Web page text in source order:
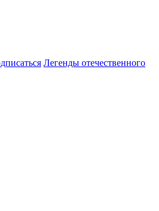
Легенды отечественного